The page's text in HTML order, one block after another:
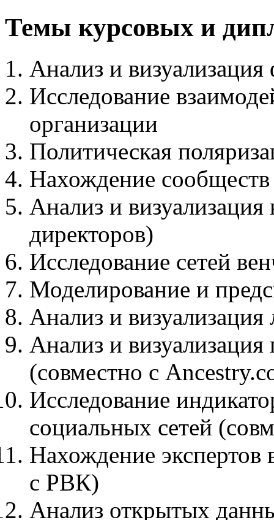
Темы курсовых и
Анализ и
Исследование
организации
Политическая
Нахождение
Анализ и
директоров)
Исследование сетей
Моделирование и
Анализ и визуализация
Анализ и визуализация
(совместно с
Исследование
социальных сетей
Нахождение экспертов
с РВК)
Анализ открытых